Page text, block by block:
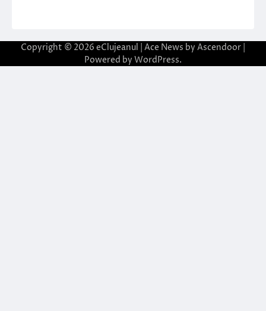
Copyright © 2026 eClujeanul | Ace News by Ascendoor
Powered by WordPress.